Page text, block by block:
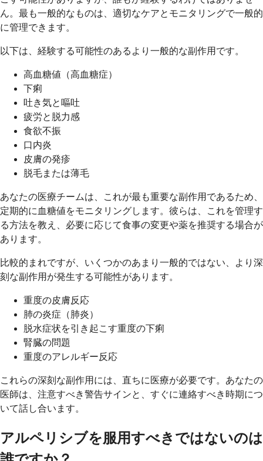
ん。最も一般的なものは、適切なケアとモニタリングで一般的
に管理できます。
以下は、経験する可能性のあるより一般的な副作用です。
高血糖値（高血糖症）
下痢
吐き気と嘔吐
疲労と脱力感
食欲不振
口内炎
皮膚の発疹
脱毛または薄毛
あなたの医療チームは、これが最も重要な副作用であるため、
定期的に血糖値をモニタリングします。彼らは、これを管理す
る方法を教え、必要に応じて食事の変更や薬を推奨する場合が
あります。
比較的まれですが、いくつかのあまり一般的ではない、より深
刻な副作用が発生する可能性があります。
重度の皮膚反応
肺の炎症（肺炎）
脱水症状を引き起こす重度の下痢
腎臓の問題
重度のアレルギー反応
これらの深刻な副作用には、直ちに医療が必要です。あなたの
医師は、注意すべき警告サインと、すぐに連絡すべき時期につ
いて話し合います。
アルペリシブを服用すべきではないのは